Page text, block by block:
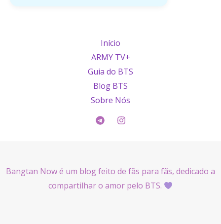
Início
ARMY TV+
Guia do BTS
Blog BTS
Sobre Nós
Bangtan Now é um blog feito de fãs para fãs, dedicado a
compartilhar o amor pelo BTS.